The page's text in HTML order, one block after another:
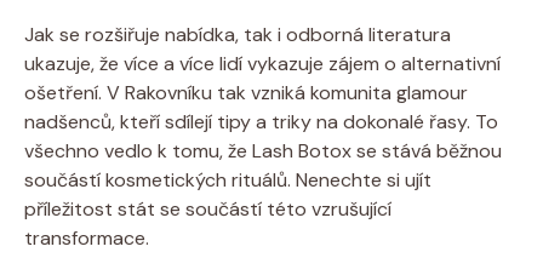
Jak se rozšiřuje nabídka, tak i odborná literatura
ukazuje, že více a více lidí vykazuje zájem o alternativní
ošetření. V Rakovníku tak vzniká komunita glamour
nadšenců, kteří sdílejí tipy a triky na dokonalé řasy. To
všechno vedlo k tomu, že Lash Botox se stává běžnou
součástí kosmetických rituálů. Nenechte si ujít
příležitost stát se součástí této vzrušující
transformace.